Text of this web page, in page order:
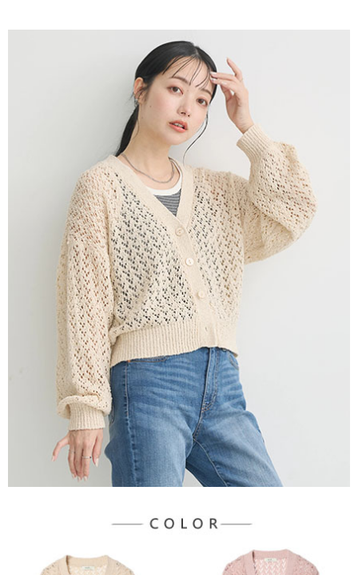
1.分期款項不併入電信帳單，「大哥付你分期」於每月結算日後寄送繳費提
2.透過簡訊連結打開帳單後，可選擇「超商條碼／台灣大直營門市／銀行轉
帳／街口支付／iPASS MONEY」等通路繳費。
1.本服務係由「台灣大哥大股份有限公司」（以下簡稱本公司）所提供，讓
用戶於交易時，得透過本服務購買商品或服務，並由商店將買賣／分期付款
買賣價金債權讓與本公司後，依約使用本公司帳單繳交帳款。
2.基於同意付款使用「大哥付你分期」之契約關係目的，商店將以您的個人
資料（包含姓名、電話或地址）提供予台灣大哥大進項蒐集、處理及利用，
由本公司與您本人進行分期帳單所需資料之確認、核對及更正。
3.完整用戶服務條款，請詳閱以下連結：
https://oppay.tw/userRule
１．簡單：不需註冊會員、不需綁卡、不需儲值。
２．便利：只要手機號碼，簡訊認證，即可結帳。
３．安心：先確認商品／服務後，再付款。
【「AFTEE先享後付」結帳流程】
１．於結帳方式選擇「AFTEE先享後付」後，將跳轉至「AFTEE先享後付」
結帳頁面，進行簡訊認證並確認金額後，即可完成結帳。
２．訂單成立數日內，您將收到繳費通知簡訊。
３．收到繳費通知簡訊後14天內，點擊此簡訊中的連結，可透過四大超商／
ATM／網路銀行／等多元方式進行付款，方視為交易完成。
※ 請注意：結帳手續完成當下不需立刻繳費，但若您需要取消訂單，請聯絡
購買商品的店家。未經商家同意取消之訂單仍視為有效，需透過AFTEE先享
後付繳納相關費用。
※ 交易是否成功請以「AFTEE先享後付 」之結帳頁面顯示為準，若有關於
是否繳費成功／繳費後需取消欲退款等相關疑問，請聯繫「AFTEE先享後付
客戶支援中心」https://netprotections.freshdesk.com/support/home
【注意事項】
１．透過由恩沛科技股份有限公司提供之「AFTEE先享後付」服務完成之交
易，需依本服務之必要範圍內提供個人資料，並將交易相關給付款項請求債
權轉讓予恩沛科技股份有限公司。
２．關於個人資料處理事宜，請瀏覽以下網址：
https://aftee.tw/terms/#terms3
３．未成年的使用者請事先徵得法定代理人或監護人之同意方可使用
「AFTEE先享後付」，若未經同意申辦者引起之損失，本公司不負相關責
４．使用「AFTEE先享後付」時，將依據個別帳號之用戶狀況，依本公司即
時審查核予不同之上限額度；若仍有額度不足之情形，本公司將視審查結果
請求用戶進行身份認證。
５．嚴禁一人註冊多個帳號或使用他人資訊註冊。若發現惡意使用之情形，
恩沛科技股份有限公司將有權停止該用戶之使用額度並採取法律行動。
每筆NT$60，滿NT$388(含以上)免運費
每筆NT$60，滿NT$388(含以上)免運費
每筆NT$60，滿NT$888(含以上)免運費
萊爾富純取貨
每筆NT$60，滿NT$888(含以上)免運費
7-11取貨付款
每筆NT$60，滿NT$888(含以上)免運費
7-11純取貨
每筆NT$60，滿NT$888(含以上)免運費
每筆NT$90，滿NT$888(含以上)免運費